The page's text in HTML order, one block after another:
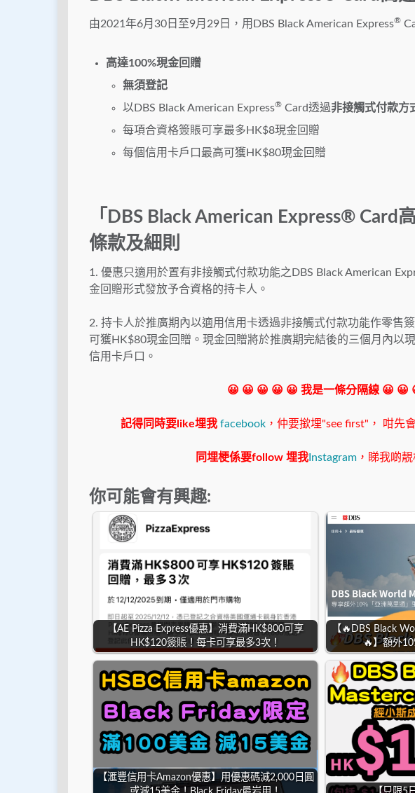
由2021年6月30日至9月29日，用DBS Black American Express®
高達100%現金回贈
無須登記
以DBS Black American Express® Card透過非接觸式付款方
每項合資格簽賬可享最多HK$8現金回贈
每個信用卡戶口最高可獲HK$80現金回贈
「DBS Black American Express® Card
條款及細則
1. 優惠只適用於置有非接觸式付款功能之DBS Black American
金回贈形式發放予合資格的持卡人。
2. 持卡人於推廣期內以適用信用卡透過非接觸式付款功能作零售
可獲HK$80現金回贈。現金回贈將於推廣期完結後的三個月內以
信用卡戶口。
😀 😀 😀 😀 😀 我是一條分隔線 😀 😀
記得同時要like埋我 facebook ，仲要撳埋"see first"， 咁先
同埋梗係要follow 埋我 Instagram ，睇我啲
你可能會有興趣:
【AE Pizza Express優惠】消費滿HK$800可享
HK$120簽賬！每卡可享最多3次！
【🔥DBS Black
🔥】額外
【滙豐信用卡Amazon優惠】用優惠碼減2,000日圓